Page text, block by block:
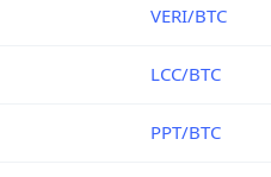
VERI/BTC
LCC/BTC
PPT/BTC